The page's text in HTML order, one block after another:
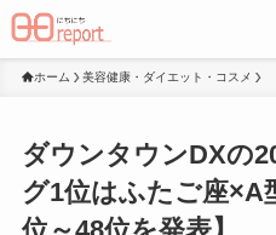
ホーム 美容健康・ダイエット・コスメ
ダウンタウンDXの
グ1位はふたご座×A